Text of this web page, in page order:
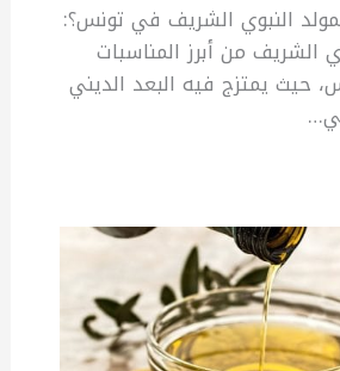
النبوي الشريف في تونس؟:
الشريف من أبرز المناسبات
حيث يمتزج فيه البعد الديني